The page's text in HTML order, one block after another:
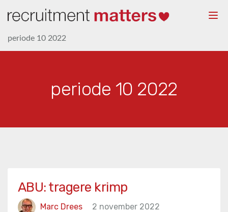
periode 10 2022
periode 10 2022
ABU: tragere krimp
Marc Drees
2 november 2022